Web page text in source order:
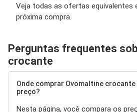
Veja todas as ofertas equivalentes
próxima compra.
Perguntas frequentes
crocante
Onde comprar Ovomaltine crocante
preço?
Nesta página, você compara os